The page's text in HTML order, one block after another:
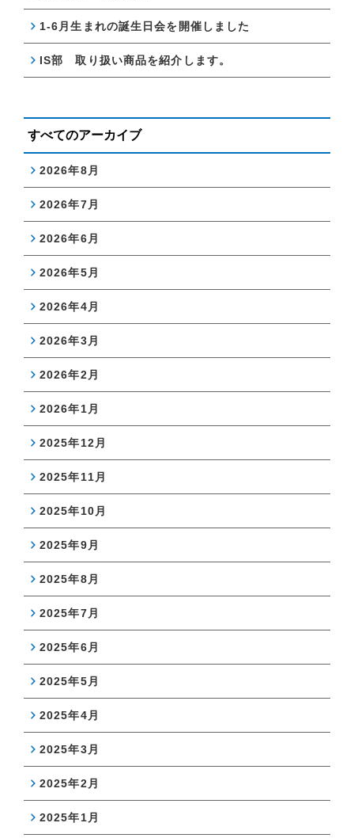
1-6月生まれの誕生日会を開催しました
IS部 取り扱い商品を紹介します。
すべてのアーカイブ
2026年8月
2026年7月
2026年6月
2026年5月
2026年4月
2026年3月
2026年2月
2026年1月
2025年12月
2025年11月
2025年10月
2025年9月
2025年8月
2025年7月
2025年6月
2025年5月
2025年4月
2025年3月
2025年2月
2025年1月